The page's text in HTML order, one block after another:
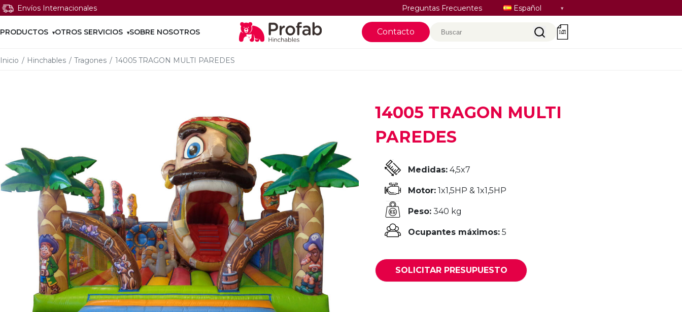
Envíos Internacionales Preguntas Frecuentes
Seleccionar
Español
PRODUCTOS OTROS SERVICIOS SOBRE NOSOTROS Contacto Buscar 0
Inicio / Hinchables / Tragones / 14005 TRAGON MULTI PAREDES
14005 TRAGON MULTI
PAREDES
Medidas: 4,5x7
Motor: 1x1,5HP & 1x1,5HP
Peso: 340 kg
Ocupantes máximos: 5
SOLICITAR PRESUPUESTO